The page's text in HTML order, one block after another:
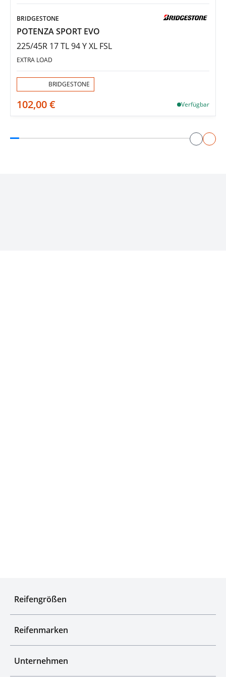
BRIDGESTONE
POTENZA SPORT EVO
225/45R 17 TL 94 Y XL FSL
EXTRA LOAD
BRIDGESTONE
102,00 € Verfügbar
Reifengrößen
Reifenmarken
Unternehmen